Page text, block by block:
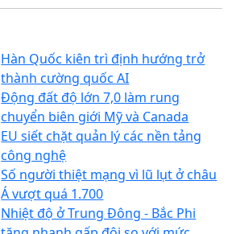
Hàn Quốc kiên trì định hướng trở
thành cường quốc AI
Động đất độ lớn 7,0 làm rung
chuyển biên giới Mỹ và Canada
EU siết chặt quản lý các nền tảng
công nghệ
Số người thiệt mạng vì lũ lụt ở châu
Á vượt quá 1.700
Nhiệt độ ở Trung Đông - Bắc Phi